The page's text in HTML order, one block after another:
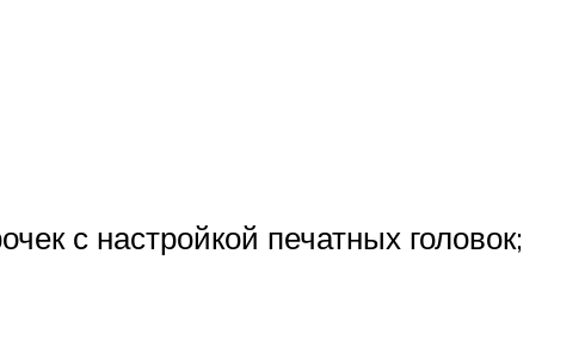
с настройкой печатных головок;